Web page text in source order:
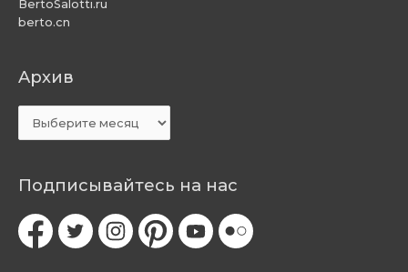
BertoSalotti.ru
berto.cn
Aрхив
Aрхив
Подписывайтесь на нас